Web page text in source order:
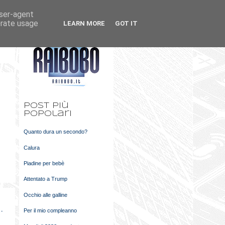
-
Post più
popolari
Quanto dura un secondo?
Calura
Piadine per bebè
Attentato a Trump
Occhio alle galline
Per il mio compleanno
agent
usage
LEARN MORE GOT IT